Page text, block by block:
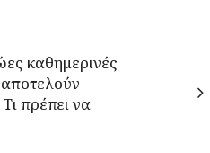
καθημερινές
πρέπει να